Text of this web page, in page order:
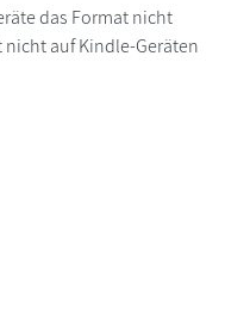
das Format nicht
auf Kindle-Geräten